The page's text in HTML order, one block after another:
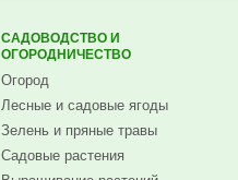
САДОВОДСТВО И
ОГОРОДНИЧЕСТВО
Огород
Лесные и садовые ягоды
Зелень и пряные травы
Садовые растения